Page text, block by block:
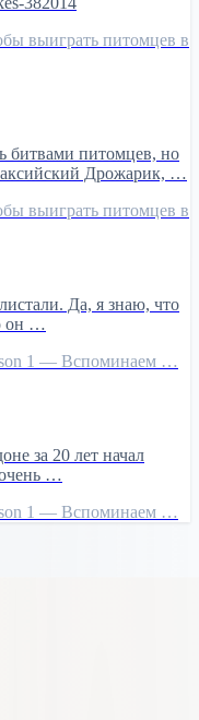
выиграть питомцев в
битвами питомцев, но
Дрожарик, …
выиграть питомцев в
Да, я знаю, что
он …
1 — Вспоминаем …
за 20 лет начал
…
1 — Вспоминаем …